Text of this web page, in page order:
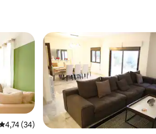
moyenne sur la base de 34
4,74 (34)